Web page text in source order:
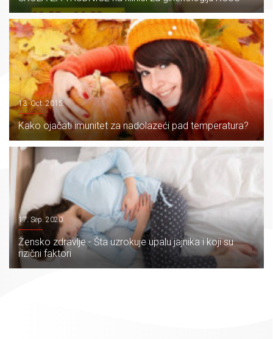
13. Oct. 2015.
Kako ojačati imunitet za nadolazeći pad temperatura?
17. Sep. 2020.
Žensko zdravlje - Šta uzrokuje upalu jajnika i koji su
rizični faktori